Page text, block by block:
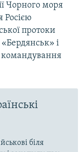
Чорного моря
Росією
протоки
і
командування
біля